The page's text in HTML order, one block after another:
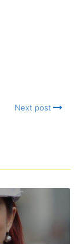
Next post